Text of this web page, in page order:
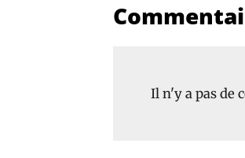
Il n'y a pas de